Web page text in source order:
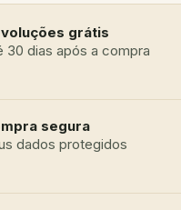
grátis
30 dias após a compra
segura
dados protegidos